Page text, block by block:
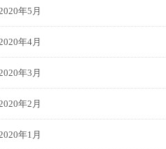
年5月
年4月
年3月
年2月
年1月